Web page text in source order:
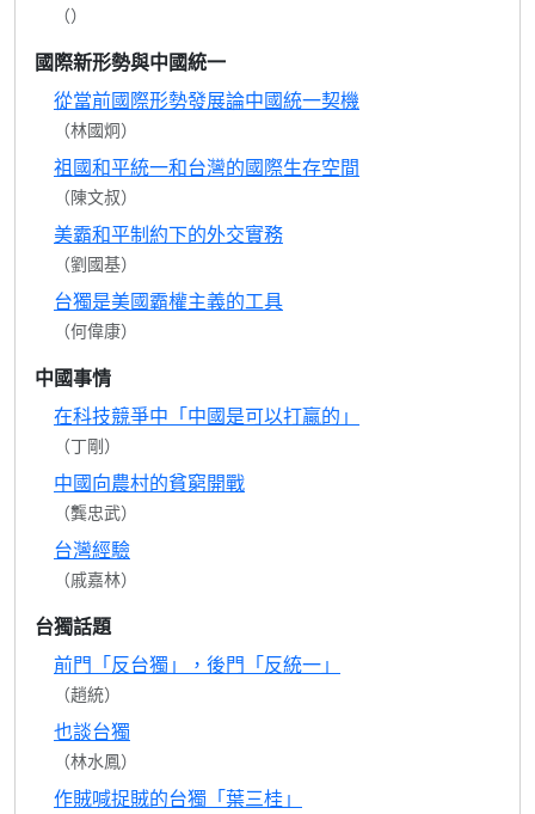
（）
國際新形勢與中國統一
從當前國際形勢發展論中國統一契機
（林國炯）
祖國和平統一和台灣的國際生存空間
（陳文叔）
美霸和平制約下的外交實務
（劉國基）
台獨是美國霸權主義的工具
（何偉康）
中國事情
在科技競爭中「中國是可以打贏的」
（丁剛）
中國向農村的貧窮開戰
（龔忠武）
台灣經驗
（戚嘉林）
台獨話題
前門「反台獨」，後門「反統一」
（趙統）
也談台獨
（林水鳳）
作賊喊捉賊的台獨「葉三桂」